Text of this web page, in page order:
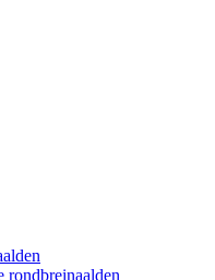
rondbreinaalden